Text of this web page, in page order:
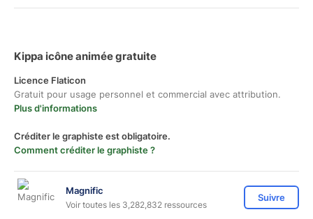
Kippa icône animée gratuite
Licence Flaticon
Gratuit pour usage personnel et commercial avec attribution.
Plus d'informations
Créditer le graphiste est obligatoire.
Comment créditer le graphiste ?
Magnific
Voir toutes les 3,282,832 ressources
Suivre